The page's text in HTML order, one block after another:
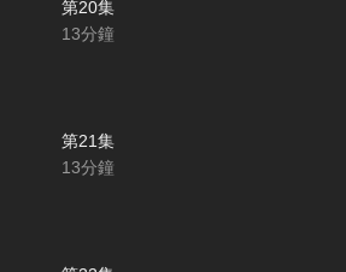
第20集
13分鐘
第21集
13分鐘